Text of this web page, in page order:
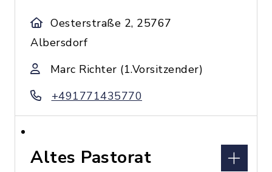
Oesterstraße 2, 25767
Albersdorf
Marc Richter (1.Vorsitzender)
+491771435770
Altes Pastorat